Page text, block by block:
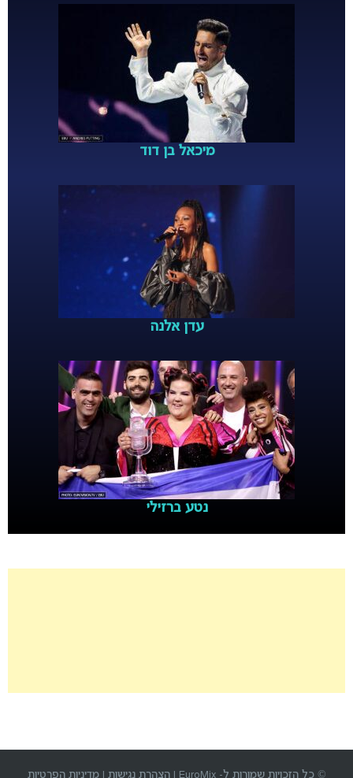
מיכאל בן דוד
עדן אלנה
נטע ברזילי
© כל הזכויות שמורות ל- EuroMix | הצהרת נגישות |מדיניות הפרטיות